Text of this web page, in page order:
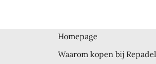
Homepage
Waarom kopen bij